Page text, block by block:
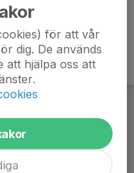
för att vår
dig. De används
att hjälpa oss att